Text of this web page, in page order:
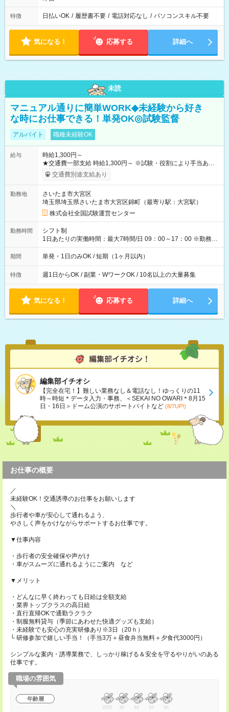
特徴 日払いOK / 履歴書不要 / 電話対応なし / パソコンスキル不要
気になる！ 応募する 詳細へ
未読
マニュアル通りに簡単WORK◆未経験から好き
な時にお仕事できる！単発OK◎試験監督
アルバイト 職種未経験OK
給与
時給1,300円～
★交通費一部支給 時給1,300円～ ※試験・役割により手当あり
※勤務回数により昇給あり 【即給（前払い）オプションあ
り！】 希望される場合、勤務から1週間ほどで給与の一部を受け
例】 ・河合塾模擬試験 8:30～17:30（休憩1時間） 時給1,300円
×8時間＝日収10,400円＋交通費 ※当日の役割により時給＋100
円の場合あり ・国家試験 7:00～13:30（休憩なし） 時給1,300
円（役割手当＋100円）×6時間＝日収8,400円＋交通費 【試用期
間】試用期間なし
交通費別途支給あり
勤務地
さいたま市大宮区
埼玉県埼玉県さいたま市大宮区錦町（最寄り駅：大宮駅）
株式会社全国試験運営センター
勤務時間
シフト制
1日あたりの実働時間：最大7時間/日 09：00～17：00 ※勤務時
間は 試験により異なります。
期間 単発・1日のみOK / 短期（1ヶ月以内）
特徴 週1日からOK / 副業・WワークOK / 10名以上の大量募集
気になる！ 応募する 詳細へ
編集部イチオシ
【完全在宅！】難しい業務なし＆電話なし！ゆっくりの11
時～時短＊データ入力・事務、＜SEKAI NO OWARI＊8月15
日・16日＞ドーム公演のサポートバイトなど (8/7UP!)
お仕事の概要
／
未経験OK！交通誘導のお仕事をお願いします
＼
歩行者や車が安心して通れるよう、
やさしく声をかけながらサポートするお仕事です。
▼仕事内容
・歩行者の安全確保や声がけ
・車がスムーズに通れるようにご案内 など
▼メリット
・どんなに早く終わっても日給は全額支給
・業界トップクラスの高日給
・直行直帰OKで通勤ラクラク
・制服無料貸与（季節にあわせた快適グッズも支給）
・未経験でも安心の充実研修あり※3日（20ｈ）
└ 研修参加で嬉しい手当！（手当3万＋昼食弁当無料＋夕食代3000円）
シンプルな案内・誘導業務で、しっかり稼げる＆安全を守るやりがいのある
仕事です。
職場の雰囲気
年齢層
20代 30 40 50 60